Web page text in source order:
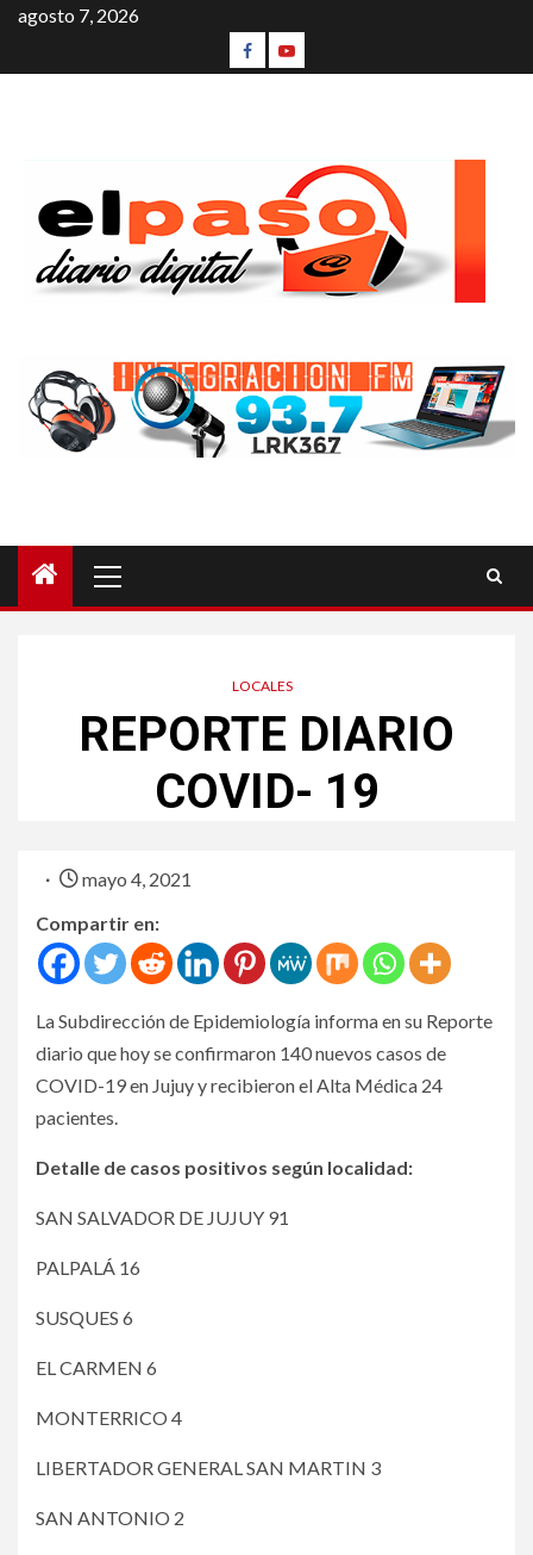
agosto 7, 2026
LOCALES
REPORTE DIARIO
COVID- 19
mayo 4, 2021
Compartir en:
La Subdirección de Epidemiología informa en su Reporte
diario que hoy se confirmaron 140 nuevos casos de
COVID-19 en Jujuy y recibieron el Alta Médica 24
pacientes.
Detalle de casos positivos según localidad:
SAN SALVADOR DE JUJUY 91
PALPALÁ 16
SUSQUES 6
EL CARMEN 6
MONTERRICO 4
LIBERTADOR GENERAL SAN MARTIN 3
SAN ANTONIO 2